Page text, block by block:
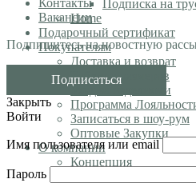
Подписка на
Home
Подарочный сертификат
Покупателям
Доставка и возврат
Таблица размеров
Уход за изделиями
Программа
Записаться в шоу-рум
Оптовые Закупки
О компании
Концепция
Контакты
Вакансии
Подпишитесь на новостную
Подписаться
Закрыть
Войти
Имя пользователя или email
Пароль